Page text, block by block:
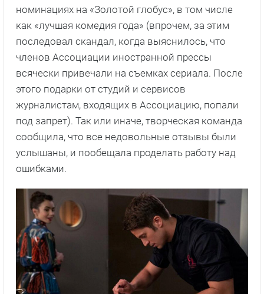
номинациях на «Золотой глобус», в том числе
как «лучшая комедия года» (впрочем, за этим
последовал скандал, когда выяснилось, что
членов Ассоциации иностранной прессы
всячески привечали на съемках сериала. После
этого подарки от студий и сервисов
журналистам, входящих в Ассоциацию, попали
под запрет). Так или иначе, творческая команда
сообщила, что все недовольные отзывы были
услышаны, и пообещала проделать работу над
ошибками.